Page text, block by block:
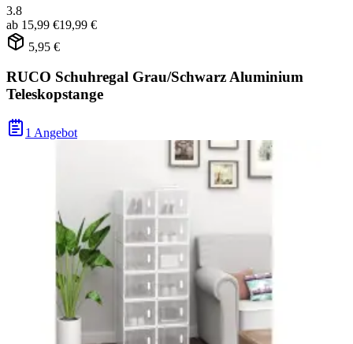
3.8
ab 15,99 €19,99 €
5,95 €
RUCO Schuhregal Grau/Schwarz Aluminium
Teleskopstange
1 Angebot